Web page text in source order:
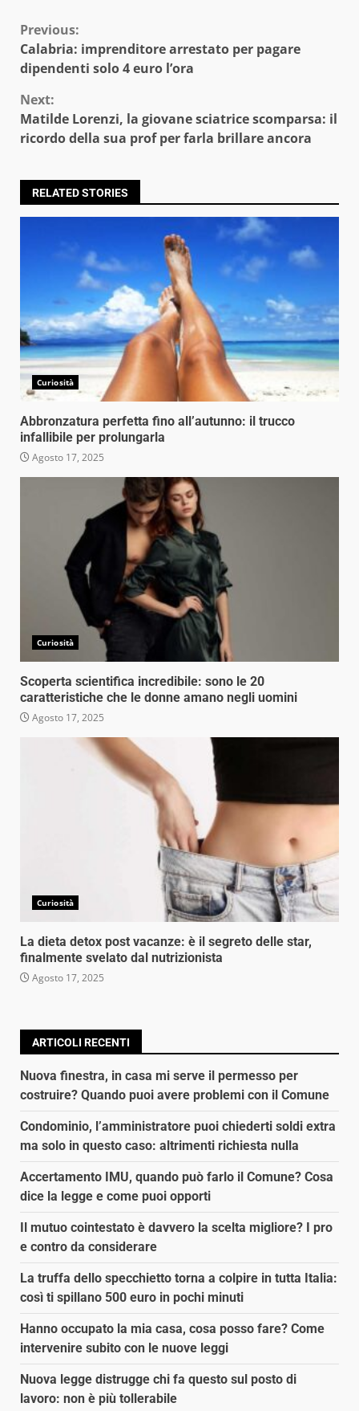
Continue
Reading
Previous:
Calabria: imprenditore arrestato per pagare
dipendenti solo 4 euro l’ora
Next:
Matilde Lorenzi, la giovane sciatrice scomparsa: il
ricordo della sua prof per farla brillare ancora
RELATED STORIES
Curiosità
Abbronzatura perfetta fino all’autunno: il trucco
infallibile per prolungarla
Agosto 17, 2025
Curiosità
Scoperta scientifica incredibile: sono le 20
caratteristiche che le donne amano negli uomini
Agosto 17, 2025
Curiosità
La dieta detox post vacanze: è il segreto delle star,
finalmente svelato dal nutrizionista
Agosto 17, 2025
ARTICOLI RECENTI
Nuova finestra, in casa mi serve il permesso per
costruire? Quando puoi avere problemi con il Comune
Condominio, l’amministratore puoi chiederti soldi extra
ma solo in questo caso: altrimenti richiesta nulla
Accertamento IMU, quando può farlo il Comune? Cosa
dice la legge e come puoi opporti
Il mutuo cointestato è davvero la scelta migliore? I pro
e contro da considerare
La truffa dello specchietto torna a colpire in tutta Italia:
così ti spillano 500 euro in pochi minuti
Hanno occupato la mia casa, cosa posso fare? Come
intervenire subito con le nuove leggi
Nuova legge distrugge chi fa questo sul posto di
lavoro: non è più tollerabile